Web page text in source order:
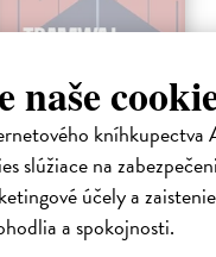
slúžiace na
účely a
a spokojnosti.
v polském Těšíně a zároveň
s dalším brutálním
major ostravské